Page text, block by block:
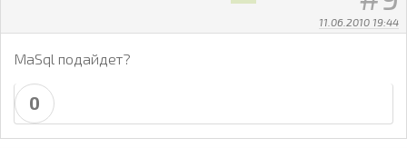
11.06.2010 19:44
MaSql подайдет?
0